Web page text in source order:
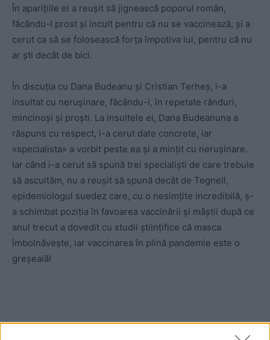
În aparițiile ei a reușit să jignească poporul român,
făcându-l prost și incult pentru că nu se vaccinează, și a
cerut ca să se folosească forța împotiva lui, pentru că nu
ar ști decât de bici.
În discuția cu Dana Budeanu și Cristian Terheș, i-a
insultat cu nerușinare, făcându-i, în repetate rânduri,
mincinoși și proști. La insultele ei, Dana Budeanuna a
răspuns cu respect, i-a cerut date concrete, iar
«specialista» a vorbit peste ea și a mințit cu nerușinare.
Iar când i-a cerut să spună trei specialiști de care trebuie
să ascultăm, nu a reușit să spună decât de Tegnell,
epidemiologul suedez care, cu o nesimțite incredibilă, ș-
a schimbat poziția în favoarea vaccinării și măștii după ce
anul trecut a dovedit cu studii științifice că masca
îmbolnăvește, iar vaccinarea în plină pandemie este o
greșeală!